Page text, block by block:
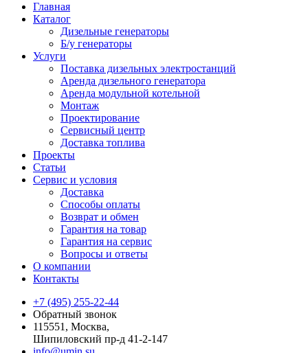
Главная
Каталог
Дизельные генераторы
Б/у генераторы
Услуги
Поставка дизельных электростанций
Аренда дизельного генератора
Аренда модульной котельной
Монтаж
Проектирование
Сервисный центр
Доставка топлива
Проекты
Статьи
Сервис и условия
Доставка
Способы оплаты
Возврат и обмен
Гарантия на товар
Гарантия на сервис
Вопросы и ответы
О компании
Контакты
+7 (495) 255-22-44
Обратный звонок
115551, Москва,
Шипиловский пр-д 41-2-147